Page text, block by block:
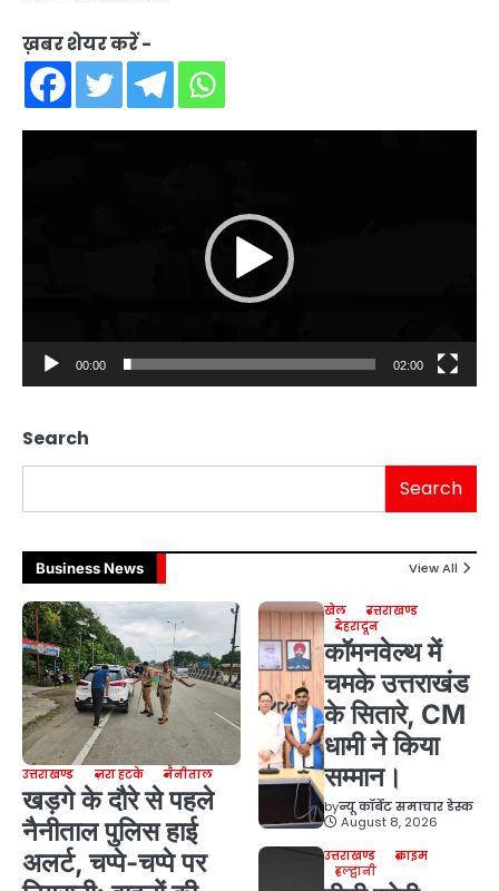
ख़बर शेयर करें -
00:00 02:00
Search
Search
Business News View All
उत्तराखण्ड ज़रा हटके नैनीताल
खड़गे के दौरे से पहले
नैनीताल पुलिस हाई
अलर्ट, चप्पे-चप्पे पर
खेल
उत्तराखण्ड
देहरादून
कॉमनवेल्थ में
चमके उत्तराखंड
के सितारे, CM
धामी ने किया
सम्मान।
byन्यू कॉर्बेट समाचार डेस्क
August 8, 2026
उत्तराखण्ड
क्राइम
हल्द्वानी